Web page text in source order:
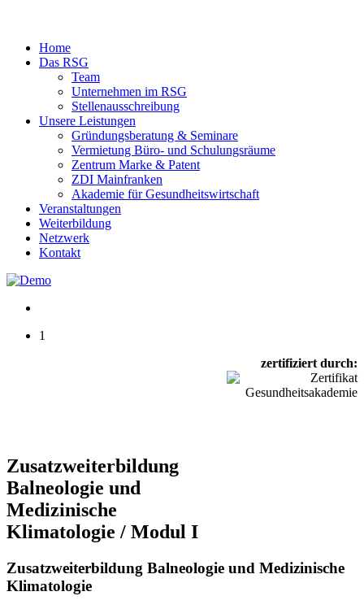
Home
Das RSG
Team
Unternehmen im RSG
Stellenausschreibung
Unsere Leistungen
Gründungsberatung & Seminare
Vermietung Büro- und Schulungsräume
Zentrum Marke & Patent
ZDI Mainfranken
Akademie für Gesundheitswirtschaft
Veranstaltungen
Weiterbildung
Netzwerk
Kontakt
1
zertifiziert durch:
Zusatzweiterbildung
Balneologie und
Medizinische
Klimatologie / Modul I
Zusatzweiterbildung Balneologie und Medizinische
Klimatologie